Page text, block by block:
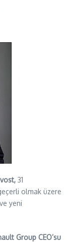
31
olmak üzere
yeni
Group CEO’su